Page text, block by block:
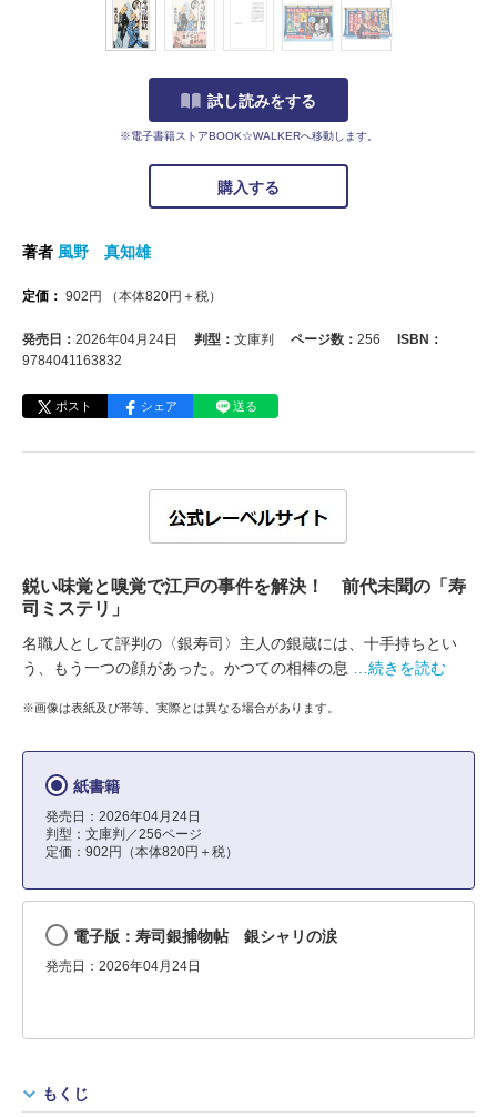
試し読みをする
※電子書籍ストアBOOK☆WALKERへ移動します。
購入する
著者 風野 真知雄
定価： 902 円 （本体820円＋税）
発売日： 2026年04月24日 判型： 文庫判 ページ数： 256
ISBN：
9784041163832
ポスト シェア 送る
鋭い味覚と嗅覚で江戸の事件を解決！ 前代未聞の「寿
司ミステリ」
名職人として評判の〈銀寿司〉主人の銀蔵には、十手持ちとい
う、もう一つの顔があった。かつての相棒の息
…続きを読む
※画像は表紙及び帯等、実際とは異なる場合があります。
紙書籍
発売日：2026年04月24日
判型：文庫判／256ページ
定価：902円（本体820円＋税）
電子版：寿司銀捕物帖 銀シャリの涙
発売日：2026年04月24日
もくじ